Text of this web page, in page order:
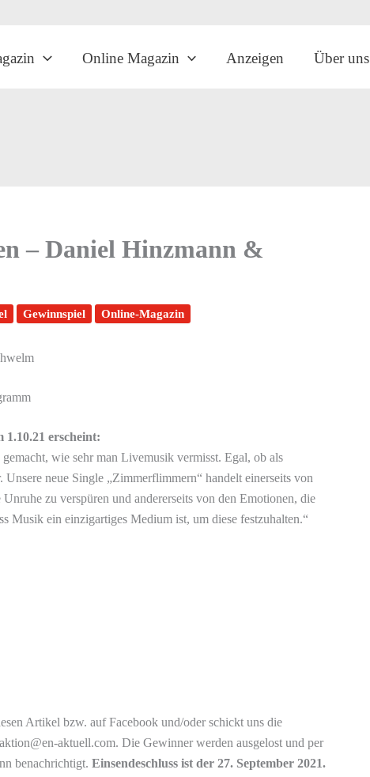
Online Magazin Anzeigen Über uns
– Daniel Hinzmann &
Gewinnspiel Online-Magazin
1.10.21 erscheint:
wie sehr man Livemusik vermisst. Egal, ob als
neue Single „Zimmerflimmern“ handelt einerseits von
zu verspüren und andererseits von den Emotionen, die
Musik ein einzigartiges Medium ist, um diese festzuhalten.“
Artikel bzw. auf Facebook und/oder schickt uns die
aktuell.com. Die Gewinner werden ausgelost und per
benachrichtigt. Einsendeschluss ist der 27. September 2021.